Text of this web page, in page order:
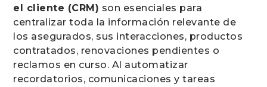
el cliente (CRM) son esenciales para
centralizar toda la información relevante de
los asegurados, sus interacciones, productos
contratados, renovaciones pendientes o
reclamos en curso. Al automatizar
recordatorios, comunicaciones y tareas